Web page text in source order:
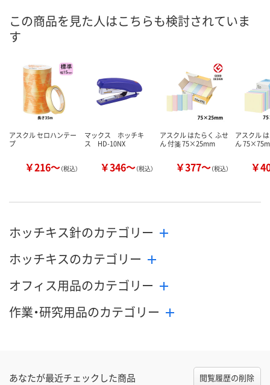
8月8日（土）
カゴへ
この商品を見た人はこちらも検討されていま
す
アスクル セロハンテー
プ
￥216～（税込）
マックス ホッチキ
ス HD-10NX
￥346～（税込）
アスクル はたらく ふせ
ん 付箋 75×25mm
￥377～（税込）
アスクル
ん
￥
ホッチキス針のカテゴリー
ホッチキスのカテゴリー
オフィス用品のカテゴリー
作業・研究用品のカテゴリー
あなたが最近チェックした商品 閲覧履歴の削除